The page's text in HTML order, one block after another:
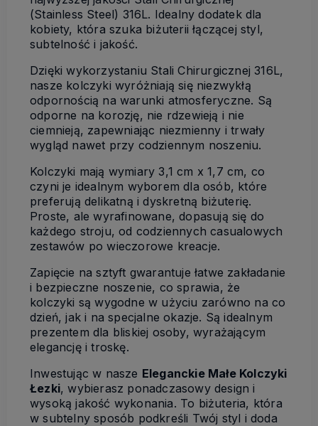
(Stainless Steel) 316L. Idealny dodatek dla
kobiety, która szuka biżuterii łączącej styl,
subtelność i jakość.
Dzięki wykorzystaniu Stali Chirurgicznej 316L,
nasze kolczyki wyróżniają się niezwykłą
odpornością na warunki atmosferyczne. Są
odporne na korozję, nie rdzewieją i nie
ciemnieją, zapewniając niezmienny i trwały
wygląd nawet przy codziennym noszeniu.
Kolczyki mają wymiary 3,1 cm x 1,7 cm, co
czyni je idealnym wyborem dla osób, które
preferują delikatną i dyskretną biżuterię.
Proste, ale wyrafinowane, dopasują się do
każdego stroju, od codziennych casualowych
zestawów po wieczorowe kreacje.
Zapięcie na sztyft gwarantuje łatwe zakładanie
i bezpieczne noszenie, co sprawia, że
kolczyki są wygodne w użyciu zarówno na co
dzień, jak i na specjalne okazje. Są idealnym
prezentem dla bliskiej osoby, wyrażającym
elegancję i troskę.
Inwestując w nasze Eleganckie Małe Kolczyki
Łezki, wybierasz ponadczasowy design i
wysoką jakość wykonania. To biżuteria, która
w subtelny sposób podkreśli Twój styl i doda